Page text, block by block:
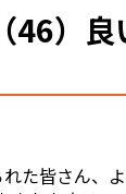
46）
た皆さん、